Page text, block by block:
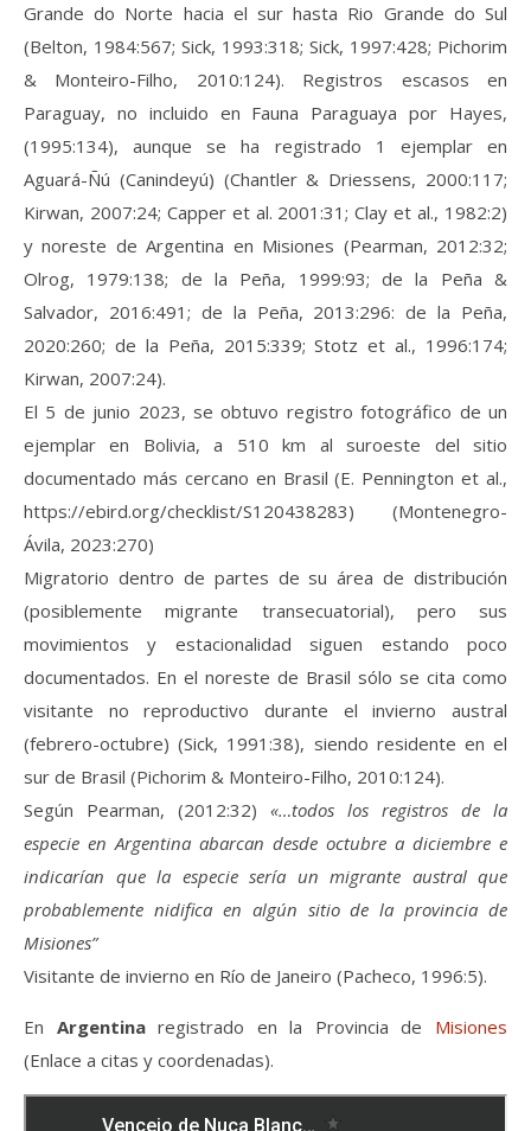
Grande do Norte hacia el sur hasta Rio Grande do Sul
(Belton, 1984:567; Sick, 1993:318; Sick, 1997:428; Pichorim
& Monteiro-Filho, 2010:124). Registros escasos en
Paraguay, no incluido en Fauna Paraguaya por Hayes,
(1995:134), aunque se ha registrado 1 ejemplar en
Aguará-Ñú (Canindeyú) (Chantler & Driessens, 2000:117;
Kirwan, 2007:24; Capper et al. 2001:31; Clay et al., 1982:2)
y noreste de Argentina en Misiones (Pearman, 2012:32;
Olrog, 1979:138; de la Peña, 1999:93; de la Peña &
Salvador, 2016:491; de la Peña, 2013:296: de la Peña,
2020:260; de la Peña, 2015:339; Stotz et al., 1996:174;
Kirwan, 2007:24).
El 5 de junio 2023, se obtuvo registro fotográfico de un
ejemplar en Bolivia, a 510 km al suroeste del sitio
documentado más cercano en Brasil (E. Pennington et al.,
https://ebird.org/checklist/S120438283) (Montenegro-
Ávila, 2023:270)
Migratorio dentro de partes de su área de distribución
(posiblemente migrante transecuatorial), pero sus
movimientos y estacionalidad siguen estando poco
documentados. En el noreste de Brasil sólo se cita como
visitante no reproductivo durante el invierno austral
(febrero-octubre) (Sick, 1991:38), siendo residente en el
sur de Brasil (Pichorim & Monteiro-Filho, 2010:124).
Según Pearman, (2012:32) «…todos los registros de la
especie en Argentina abarcan desde octubre a diciembre e
indicarían que la especie sería un migrante austral que
probablemente nidifica en algún sitio de la provincia de
Misiones”
Visitante de invierno en Río de Janeiro (Pacheco, 1996:5).
En Argentinaregistrado en la Provincia de Misiones
(Enlace a citas y coordenadas).